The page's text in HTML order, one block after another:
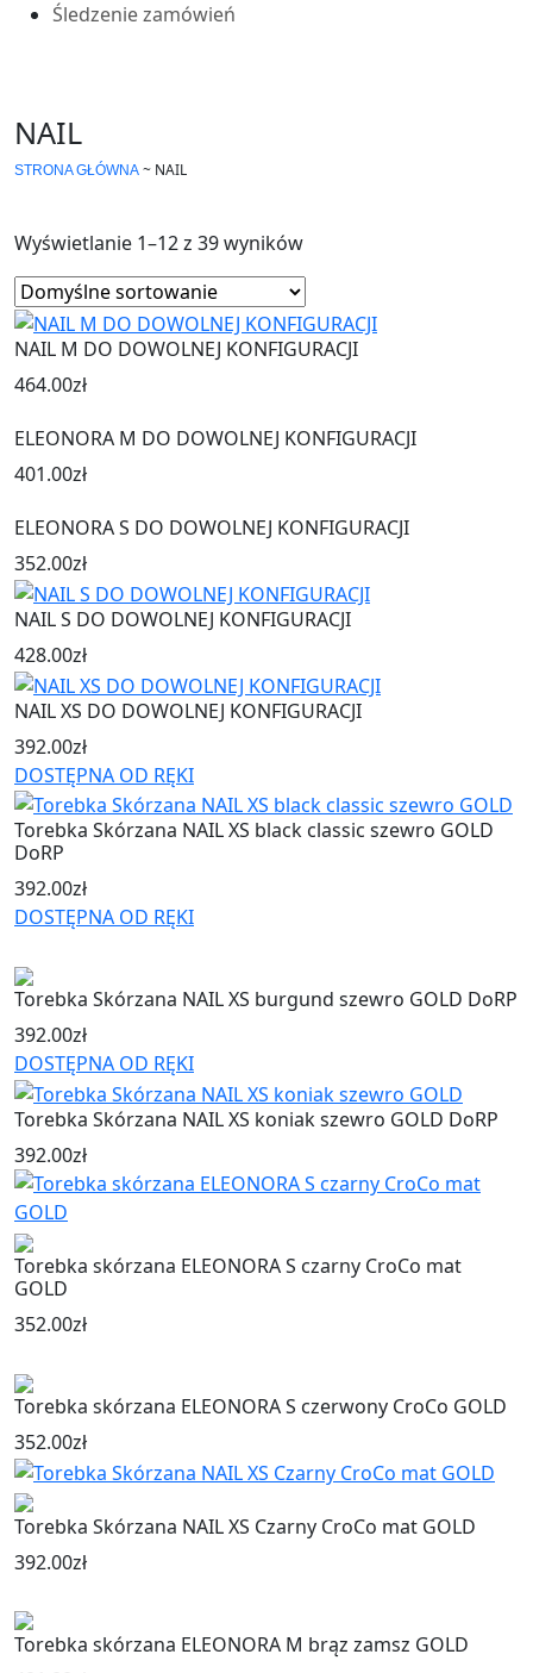
Śledzenie zamówień
NAIL
STRONA GŁÓWNA ~ NAIL
Wyświetlanie 1–12 z 39 wyników
NAIL M DO DOWOLNEJ KONFIGURACJI
464.00zł
ELEONORA M DO DOWOLNEJ KONFIGURACJI
401.00zł
ELEONORA S DO DOWOLNEJ KONFIGURACJI
352.00zł
NAIL S DO DOWOLNEJ KONFIGURACJI
428.00zł
NAIL XS DO DOWOLNEJ KONFIGURACJI
392.00zł
DOSTĘPNA OD RĘKI
Torebka Skórzana NAIL XS black classic szewro GOLD
DoRP
392.00zł
DOSTĘPNA OD RĘKI
Torebka Skórzana NAIL XS burgund szewro GOLD DoRP
392.00zł
DOSTĘPNA OD RĘKI
Torebka Skórzana NAIL XS koniak szewro GOLD DoRP
392.00zł
Torebka skórzana ELEONORA S czarny CroCo mat
GOLD
352.00zł
Torebka skórzana ELEONORA S czerwony CroCo GOLD
352.00zł
Torebka Skórzana NAIL XS Czarny CroCo mat GOLD
392.00zł
Torebka skórzana ELEONORA M brąz zamsz GOLD